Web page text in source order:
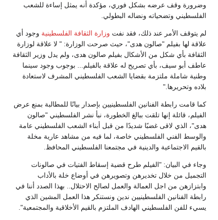
وضرورة وقف عرضه بشكل فوري، مؤكدة أنه يمثل إساءة للشعب
الفلسطيني وتضحياته ونضاله البطولي.
لم يتوقف الأمر عند ذلك، فقد نفت وزارة الثقافة الفلسطينية وجود أي
علاقة لها بفيلم "صالون هدى"، حيث صرحت الوزارة: " لا علاقة لوزارة
الثقافة بأي شكل من الأشكال بفيلم صالون هدى، ولم يدل وزير الثقافة
عاطف أبو سيف، بأي تصريح له علاقة بالفيلم... بوجوب وجود سينما
وطنية شاملة ملتزمة بقضايا الشعب الفلسطيني المشرف لاستعادة
بلاده وتحريرها."
كما قامت رابطة الفنانين الفلسطينيين بإصدار بيانًا للمطالبة بمنع عرض
الفيلم، قائلة إنها تلقت ببالغ الخطورة، نبأ نشر الفلسطيني "صالون
هدى"، الذي لاقى غضبًا شديدًا من قبل أبناء الشعب الفلسطيني عامة
والوسط الفني الفلسطيني خاصة، لما فيه من مشاهد عارية مخلة
بالقيم الاجتماعية والدينية في مجتمعنا الفلسطيني المحافظ.
وجاء في البيان: "الفيلم طرح قضية إسقاط الفتيات في صالونات
التجميل من خلال تخديرهن وتصويرهن في أوضاع خلة بالأداب
وابتزازهن من اجل العمالة والعمل لصالح الاحتلال.. بهذا الصدد أننا في
رابطة الفنانين الفلسطينيين ندين ونستنكر هذا العمل المشين الذي
يسيء للفن الفلسطيني الهادف الملتزم بالقيم الأخلاقية والمجتمعية".